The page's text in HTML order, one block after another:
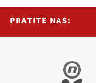
PRATITE NAS: